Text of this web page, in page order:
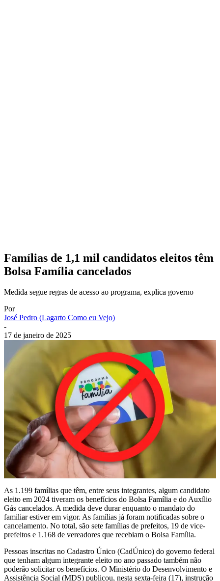
Famílias de 1,1 mil candidatos eleitos têm
Bolsa Família cancelados
Medida segue regras de acesso ao programa, explica governo
Por
José Pedro (Lagarto Como eu Vejo)
-
17 de janeiro de 2025
As 1.199 famílias que têm, entre seus integrantes, algum candidato
eleito em 2024 tiveram os benefícios do Bolsa Família e do Auxílio
Gás cancelados. A medida deve durar enquanto o mandato do
familiar estiver em vigor. As famílias já foram notificadas sobre o
cancelamento. No total, são sete famílias de prefeitos, 19 de vice-
prefeitos e 1.168 de vereadores que recebiam o Bolsa Família.
Pessoas inscritas no Cadastro Único (CadÚnico) do governo federal
que tenham algum integrante eleito no ano passado também não
poderão solicitar os benefícios. O Ministério do Desenvolvimento e
Assistência Social (MDS) publicou, nesta sexta-feira (17), instrução